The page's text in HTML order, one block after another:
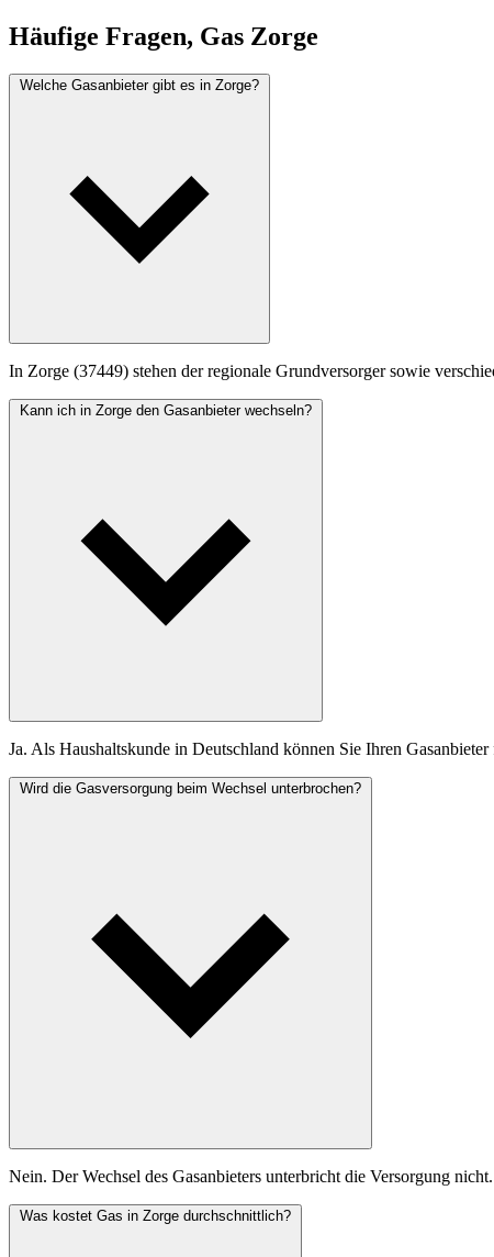
Häufige Fragen, Gas Zorge
Welche Gasanbieter gibt es in Zorge?
In Zorge (37449) stehen der regionale Grundversorger sowie
Kann ich in Zorge den Gasanbieter wechseln?
Ja. Als Haushaltskunde in Deutschland können Sie Ihren
Wird die Gasversorgung beim Wechsel unterbrochen?
Nein. Der Wechsel des Gasanbieters unterbricht die Versorgung
Was kostet Gas in Zorge durchschnittlich?